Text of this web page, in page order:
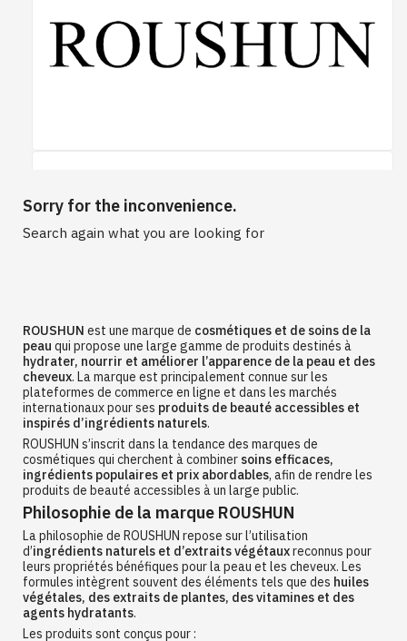
Sorry for the inconvenience.
Search again what you are looking for
ROUSHUN est une marque de cosmétiques et de soins de la
peau qui propose une large gamme de produits destinés à
hydrater, nourrir et améliorer l’apparence de la peau et des
cheveux. La marque est principalement connue sur les
plateformes de commerce en ligne et dans les marchés
internationaux pour ses produits de beauté accessibles et
inspirés d’ingrédients naturels.
ROUSHUN s’inscrit dans la tendance des marques de
cosmétiques qui cherchent à combiner soins efficaces,
ingrédients populaires et prix abordables, afin de rendre les
produits de beauté accessibles à un large public.
Philosophie de la marque ROUSHUN
La philosophie de ROUSHUN repose sur l’utilisation
d’ingrédients naturels et d’extraits végétauxreconnus pour
leurs propriétés bénéfiques pour la peau et les cheveux. Les
formules intègrent souvent des éléments tels que des huiles
végétales, des extraits de plantes, des vitamines et des
agents hydratants.
Les produits sont conçus pour :